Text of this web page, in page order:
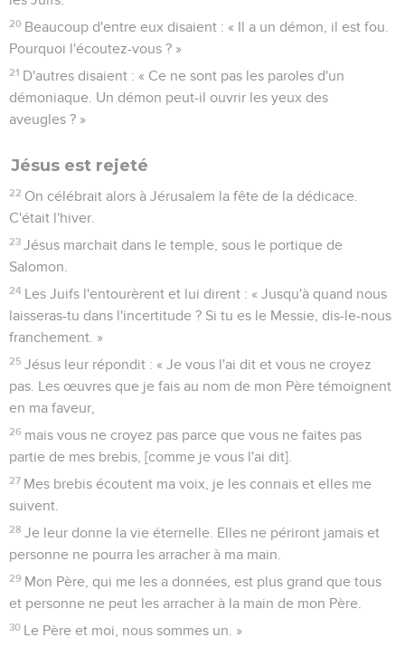
20 Beaucoup d'entre eux disaient : « Il a un démon, il est fou.
Pourquoi l'écoutez-vous ? »
21 D'autres disaient : « Ce ne sont pas les paroles d'un
démoniaque. Un démon peut-il ouvrir les yeux des
aveugles ? »
Jésus est rejeté
22 On célébrait alors à Jérusalem la fête de la dédicace.
C'était l'hiver.
23 Jésus marchait dans le temple, sous le portique de
Salomon.
24 Les Juifs l'entourèrent et lui dirent : « Jusqu'à quand nous
laisseras-tu dans l'incertitude ? Si tu es le Messie, dis-le-nous
franchement. »
25 Jésus leur répondit : « Je vous l'ai dit et vous ne croyez
pas. Les œuvres que je fais au nom de mon Père témoignent
en ma faveur,
26 mais vous ne croyez pas parce que vous ne faites pas
partie de mes brebis, [comme je vous l'ai dit].
27 Mes brebis écoutent ma voix, je les connais et elles me
suivent.
28 Je leur donne la vie éternelle. Elles ne périront jamais et
personne ne pourra les arracher à ma main.
29 Mon Père, qui me les a données, est plus grand que tous
et personne ne peut les arracher à la main de mon Père.
30 Le Père et moi, nous sommes un. »